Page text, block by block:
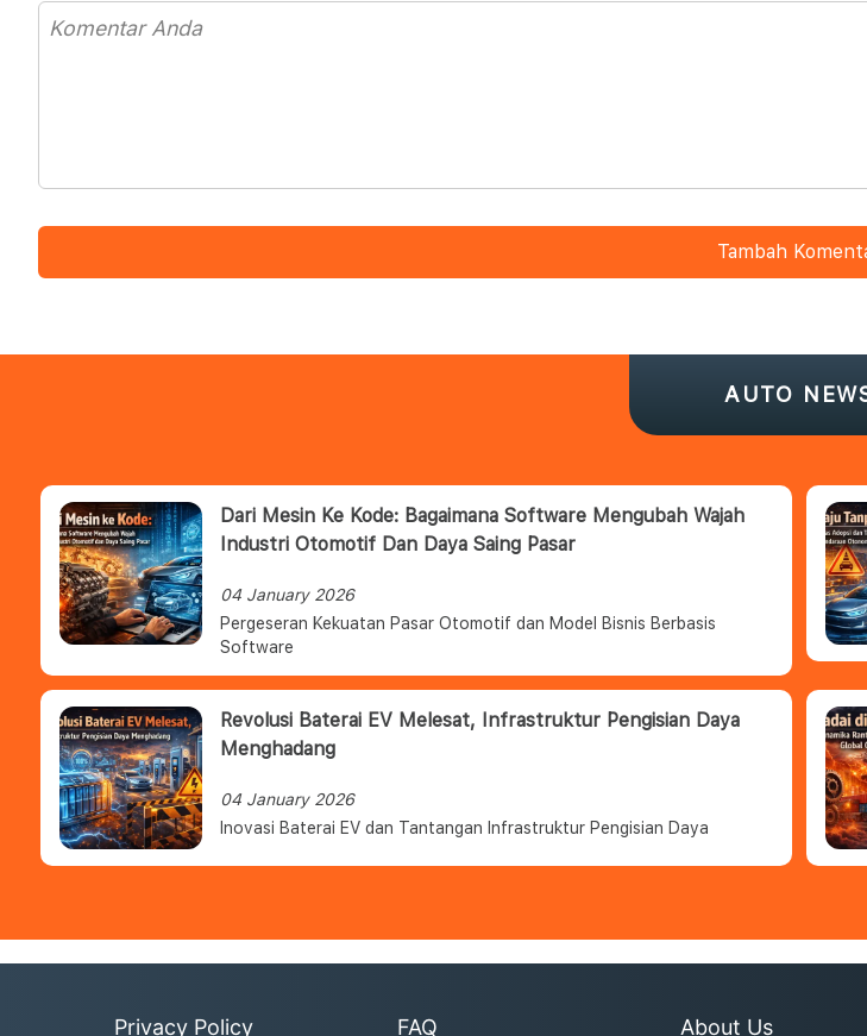
Tambah
AUTO
Dari Mesin Ke Kode: Bagaimana Software Mengubah Wajah
Industri Otomotif Dan Daya Saing Pasar
04 January 2026
Pergeseran Kekuatan Pasar Otomotif dan Model Bisnis Berbasis
Software
Revolusi Baterai EV Melesat, Infrastruktur Pengisian Daya
Menghadang
04 January 2026
Inovasi Baterai EV dan Tantangan Infrastruktur Pengisian Daya
Privacy Policy FAQ About Us